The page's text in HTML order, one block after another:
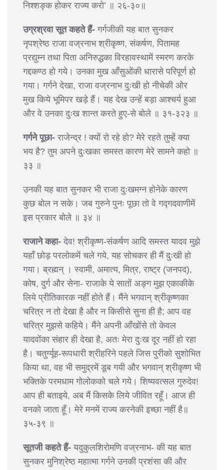
निश्शङ्क होकर राज्य करो’ ॥ २६-३०॥
उग्रश्रवा सूत कहते हैं- गर्गजीकी यह बात सुनकर
नृपश्रेष्ठ राजा वज्रनाभ श्रीकृष्ण, संकर्षण, पितामह
प्रद्युम्न तथा पिता अनिरुद्धका विरहावस्थामें स्मरण करके
गद्दकण्ठ हो गये। उनका मुख आँसुओंकी धारासे परिपूर्ण हो
गया। गर्गने देखा, राजा वज्रनाभ दुःखी हो नीचेकी ओर
मुख किये भूमिपर खड़े हैं। यह देख उन्हें बड़ा आश्चर्य हुआ
और वे उनका दुःख शान्त करते हुए-से बोले ॥ ३१-३२३ ॥
गर्गने पूछा- राजेन्द्र ! क्यों रो रहे हो? मेरे रहते तुम्हें क्या
भय है? तुम अपने दुःखका समस्त कारण मेरे सामने कहो ॥
३३ ॥
उनकी यह बात सुनकर भी राजा दुःखमग्न होनेके कारण
कुछ बोल न सके। जब गुरुने पुनः पूछा तो वे गद्गदवाणीमें
इस प्रकार बोले ॥ ३४ ॥
राजाने कहा- देव! श्रीकृष्ण-संकर्षण आदि समस्त यादव मुझे
यहाँ छोड़ परलोकमें चले गये, यह सोचकर ही मैं दुःखी हो
गया। ब्रह्मन् । स्वामी, अमात्य, मित्र, राष्ट्र (जनपद),
कोष, दुर्ग और सेना- राजाके ये सातों अङ्ग मुझ एकाकीके
लिये प्रीतिकारक नहीं होते हैं। मैंने भगवान् श्रीकृष्णका
चरित्र न तो देखा है और न किसीसे सुना ही है; आप वह
चरित्र मुझसे कहिये। मैंने अपनी आँखोंसे तो केवल
यादवोंका संहार ही देखा है, अतः मेरा दुःख दूर नहीं हो रहा
है। चतुर्ग्यूह-रूपधारी श्रीहरिने पहले जिस पुरीको सुशोभित
किया था, वह भी समुद्रमें डूब गयी और भगवान् श्रीकृष्ण भी
भक्तिके परमधाम गोलोकको चले गये। शिष्यवत्सल गुरुदेव!
आप ही बताइये, अब मैं किसके लिये जीवित रहूँ। आज ही
वनको जाता हूँ। मेरे मनमें राज्य करनेकी इच्छा नहीं है॥
३५-३९ ॥
सूतजी कहते हैं- यदुकुलशिरोमणि वज्रनाभ- की यह बात
सुनकर मुनिश्रेष्ठ महात्मा गर्गने उनकी प्रशंसा की और